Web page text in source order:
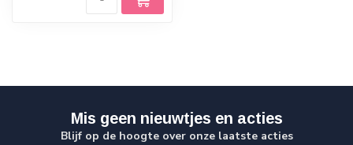
Mis geen nieuwtjes en acties
Blijf op de hoogte over onze laatste acties